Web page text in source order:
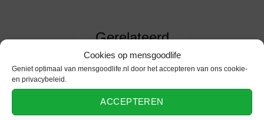
Cookies op mensgoodlife
Geniet optimaal van mensgoodlife.nl door het accepteren van ons cookie-
en privacybeleid.
ACCEPTEREN
Gerelateerd